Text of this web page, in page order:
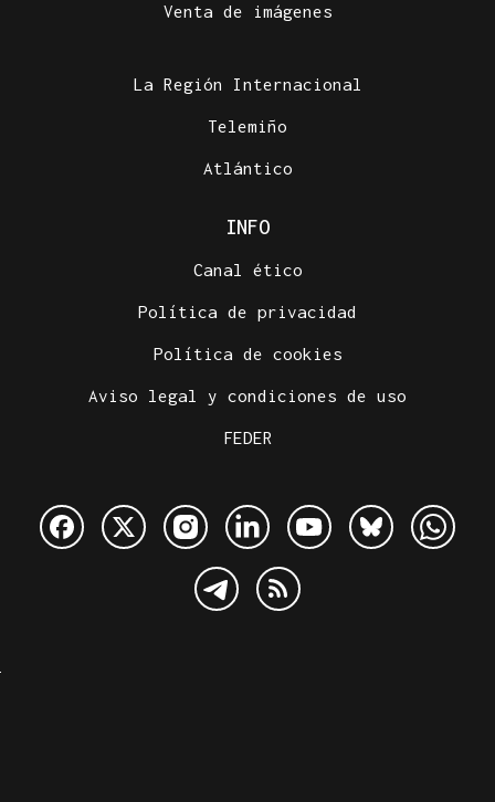
Venta de imágenes
La Región Internacional
Telemiño
Atlántico
INFO
Canal ético
Política de privacidad
Política de cookies
Aviso legal y condiciones de uso
FEDER